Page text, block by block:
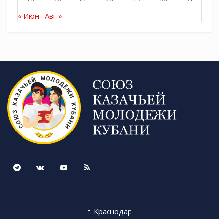
коллективе 42 казака и 12 казаков конной
« Июн Авг »
г. Краснодар